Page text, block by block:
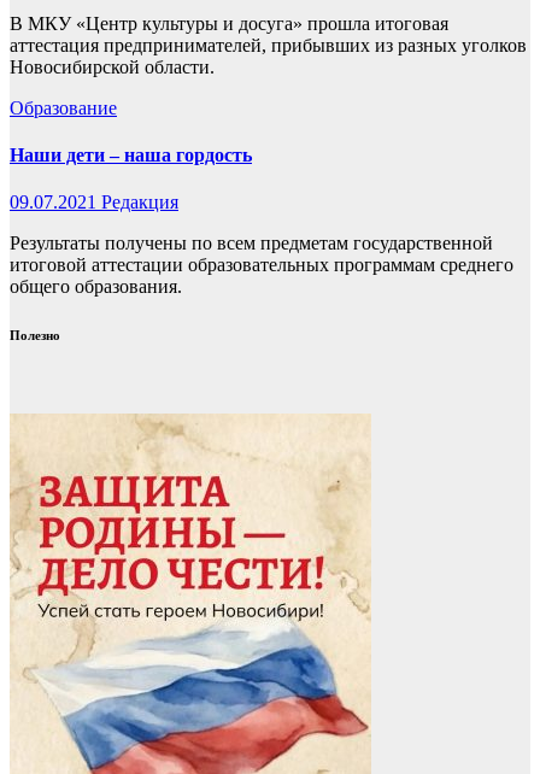
В МКУ «Центр культуры и досуга» прошла итоговая
аттестация предпринимателей, прибывших из разных уголков
Новосибирской области.
Образование
Наши дети – наша гордость
09.07.2021 Редакция
Результаты получены по всем предметам государственной
итоговой аттестации образовательных программам среднего
общего образования.
Полезно